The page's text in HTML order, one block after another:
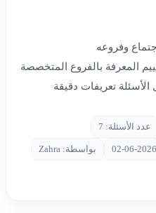
وفروعه
المعرفة بالفروع المتخصصة
تعريفات دقيقة
عدد الأسئلة: 7
بواسطة: Zahra